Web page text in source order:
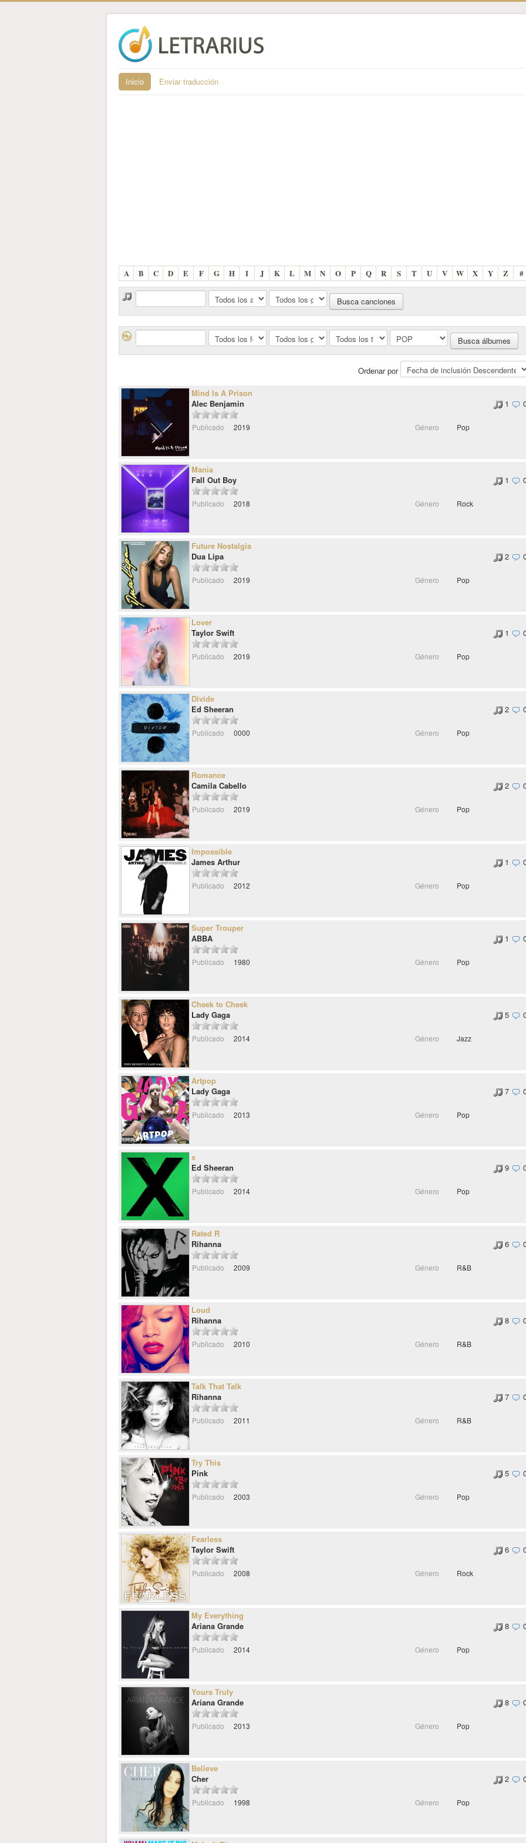
Inicio Enviar traducción
A B C D E F G H I J K L M N O P Q R S T U V W X Y Z #
Ordenar por
Mind Is A Prison
Alec Benjamin
1
Publicado 2019 Género Pop
Mania
Fall Out Boy
1
Publicado 2018 Género Rock
Future Nostalgia
Dua Lipa
2
Publicado 2019 Género Pop
Lover
Taylor Swift
1
Publicado 2019 Género Pop
Divide
Ed Sheeran
2
Publicado 0000 Género Pop
Romance
Camila Cabello
2
Publicado 2019 Género Pop
Impossible
James Arthur
1
Publicado 2012 Género Pop
Super Trouper
ABBA
1
Publicado 1980 Género Pop
Cheek to Cheek
Lady Gaga
5
Publicado 2014 Género Jazz
Artpop
Lady Gaga
7
Publicado 2013 Género Pop
x
Ed Sheeran
9
Publicado 2014 Género Pop
Rated R
Rihanna
6
Publicado 2009 Género R&B
Loud
Rihanna
8
Publicado 2010 Género R&B
Talk That Talk
Rihanna
7
Publicado 2011 Género R&B
Try This
Pink
5
Publicado 2003 Género Pop
Fearless
Taylor Swift
6
Publicado 2008 Género Rock
My Everything
Ariana Grande
8
Publicado 2014 Género Pop
Yours Truly
Ariana Grande
8
Publicado 2013 Género Pop
Believe
Cher
2
Publicado 1998 Género Pop